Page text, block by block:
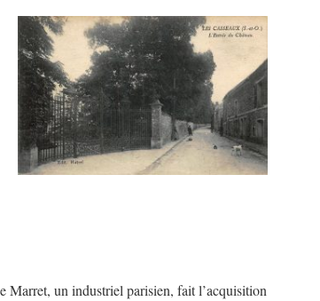
Marret, un industriel parisien, fait l’acquisition